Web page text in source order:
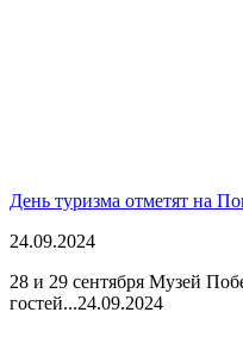
День туризма отметят на
24.09.2024
28 и 29 сентября Музей
гостей...24.09.2024